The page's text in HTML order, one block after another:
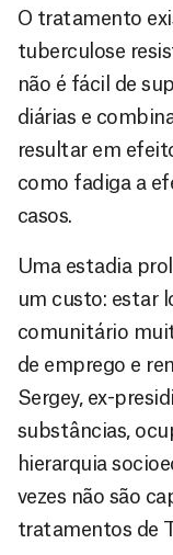
O tratamento
tuberculose
não é fácil de
diárias e
resultar em
como fadiga a
casos.
Uma estadia
um custo: estar
comunitário
de emprego e
Sergey, ex-
substâncias,
hierarquia
vezes não são
tratamentos de